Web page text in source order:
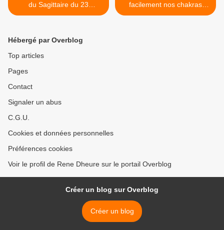
du Sagittaire du 23
novembre 2022
facilement nos chakras
avec un méthode verbale >
Hébergé par Overblog
Top articles
Pages
Contact
Signaler un abus
C.G.U.
Cookies et données personnelles
Préférences cookies
Voir le profil de Rene Dheure sur le portail Overblog
Créer un blog sur Overblog
Créer un blog